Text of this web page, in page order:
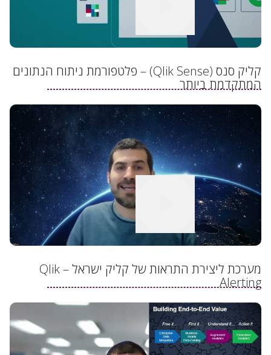
קליק סנס (Qlik Sense) – פלטפורמת ניתוח הנתונים
המתקדמת ביותר
לצפייה בסרטון
מערכת ליצירת התראות של קליק ישראל – Qlik
Alerting